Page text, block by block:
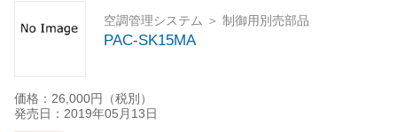
空調管理システム ＞ 制御用別売部品
PAC-SK15MA
価格：26,000円（税別）
発売日：2019年05月13日